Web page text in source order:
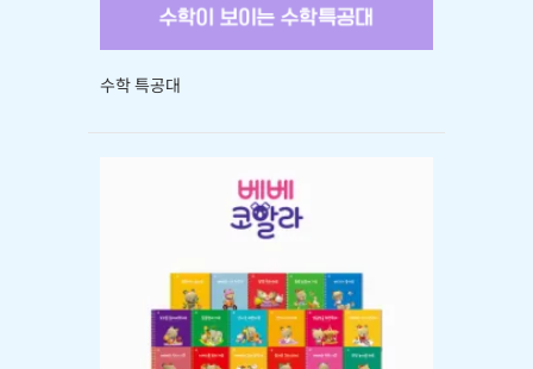
수학 특공대